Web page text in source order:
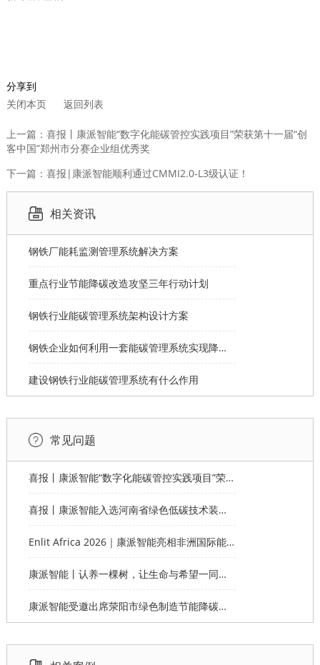
分享到
关闭本页
返回列表
上一篇：喜报丨康派智能“数字化能碳管控实践项目”荣获第十一届“创
客中国”郑州市分赛企业组优秀奖
下一篇：喜报|康派智能顺利通过CMMI2.0-L3级认证！
相关资讯
钢铁厂能耗监测管理系统解决方案
重点行业节能降碳改造攻坚三年行动计划
钢铁行业能碳管理系统架构设计方案
钢铁企业如何利用一套能碳管理系统实现降本增效？
建设钢铁行业能碳管理系统有什么作用
常见问题
喜报丨康派智能“数字化能碳管控实践项目”荣获第十一届“创客中国”郑州市分赛企业组优秀奖
喜报丨康派智能入选河南省绿色低碳技术装备应用典型案例
Enlit Africa 2026｜康派智能亮相非洲国际能源电力展，赋能非洲能源数字化绿色转型
康派智能丨认养一棵树，让生命与希望一同生长
康派智能受邀出席荥阳市绿色制造节能降碳工作说明会并作主题分享